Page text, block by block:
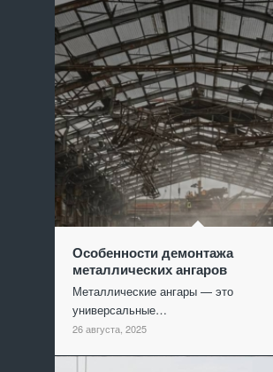
Особенности демонтажа
металлических ангаров
Металлические ангары — это
универсальные…
26 августа, 2025